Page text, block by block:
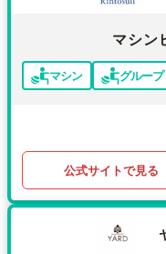
マシン
マシン グループ
公式サイトで見る